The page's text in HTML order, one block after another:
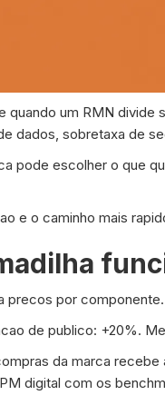
quando um RMN
dados, sobretaxa de
pode escolher o que
e o caminho mais
precos por
de publico: +20%.
da marca
digital com os